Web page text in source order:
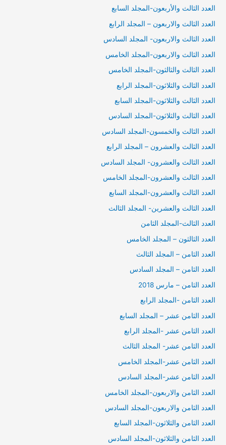
العدد الثالث والأربعون-المجلد السابع
العدد الثالث والاربعون – المجلد الرابع
العدد الثالث والاربعون- المجلد السادس
العدد الثالث والاربعون-المجلد الخامس
العدد الثالث والثالثون-المجلد الخامس
العدد الثالث والثلاثون-المجلد الرابع
العدد الثالث والثلاثون-المجلد السابع
العدد الثالث والثلاثون-المجلد السادس
العدد الثالث والخمسون-المجلد السادس
العدد الثالث والعشرون – المجلد الرابع
العدد الثالث والعشرون- المجلد السادس
العدد الثالث والعشرون-المجلد الخامس
العدد الثالث والعشرون-المجلد السابع
العدد الثالث والعشرين- المجلد الثالث
العدد الثالث-المجلد الثامن
العدد الثالثون – المجلد الخامس
العدد الثامن – المجلد الثالث
العدد الثامن – المجلد السادس
العدد الثامن – مارس 2018
العدد الثامن -المجلد الرابع
العدد الثامن عشر – المجلد السابع
العدد الثامن عشر -المجلد الرابع
العدد الثامن عشر- المجلد الثالث
العدد الثامن عشر-المجلد الخامس
العدد الثامن عشر-المجلد السادس
العدد الثامن والاربعون-المجلد الخامس
العدد الثامن والاربعون-المجلد السادس
العدد الثامن والثلاثون-المجلد السابع
العدد الثامن والثلاثون-المجلد السادس